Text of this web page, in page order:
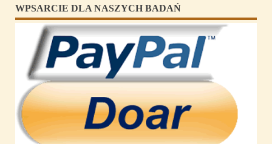
WPSARCIE DLA NASZYCH BADAŃ